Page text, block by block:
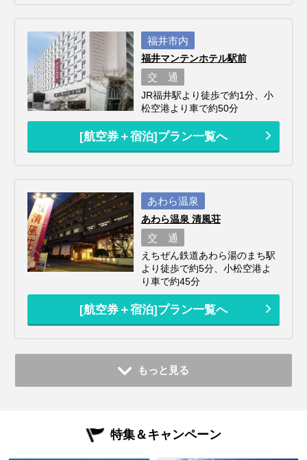
福井市内
福井マンテンホテル駅前
交 通
JR福井駅より徒歩で約1分、小
松空港より車で約50分
[航空券＋宿泊]プラン一覧へ
あわら温泉
あわら温泉 清風荘
交 通
えちぜん鉄道あわら湯のまち駅
より徒歩で約5分、小松空港よ
り車で約45分
[航空券＋宿泊]プラン一覧へ
もっと見る
特集＆キャンペーン